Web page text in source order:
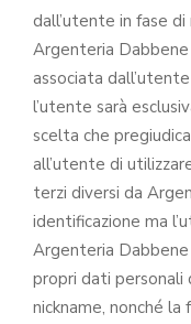
dall’utente in fase
Argenteria
associata
l’utente sarà
scelta che
all’utente di
terzi diversi da
identificazione ma
Argenteria
propri dati personali
nickname, nonché